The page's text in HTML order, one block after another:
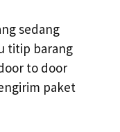
sedang
titip barang
to door
paket